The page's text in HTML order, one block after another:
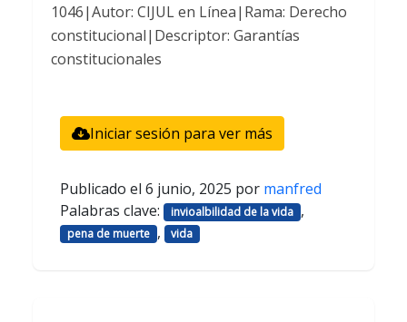
1046|Autor: CIJUL en Línea|Rama: Derecho
constitucional|Descriptor: Garantías
constitucionales
Iniciar sesión para ver más
Publicado el 6 junio, 2025 por manfred
Palabras clave:
invioalbilidad de la vida ,
pena de muerte , vida